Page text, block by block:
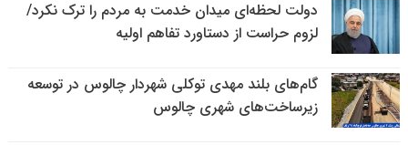
دولت لحظه‌ای میدان خدمت به مردم را ترک نکرد/
لزوم حراست از دستاورد تفاهم اولیه
گام‌های بلند مهدی توکلی شهردار چالوس در توسعه
زیرساخت‌های شهری چالوس